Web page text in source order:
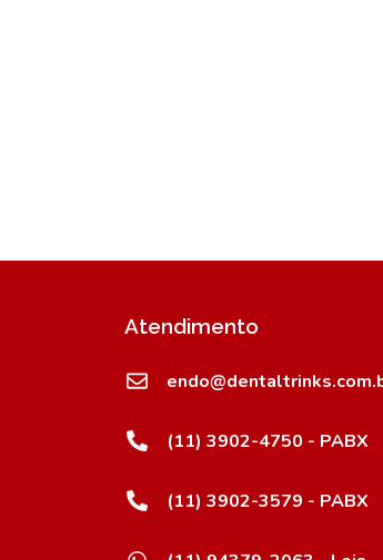
Atendimento
(11) 3902-4750 - PABX
(11) 3902-3579 - PABX